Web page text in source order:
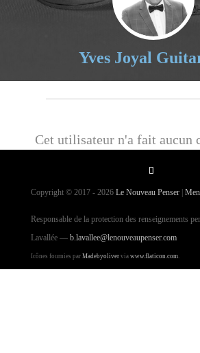
Yves Joyal
Cet utilisateur n'a fait aucun
Copyright © 2017 - 2026 Le Nouveau Penser|
Responsable de la protection des renseignements
Lavallée — b.lavallee@lenouveaupenser.com
Icônes fournies par Madebyolivervia www.flaticon.com.